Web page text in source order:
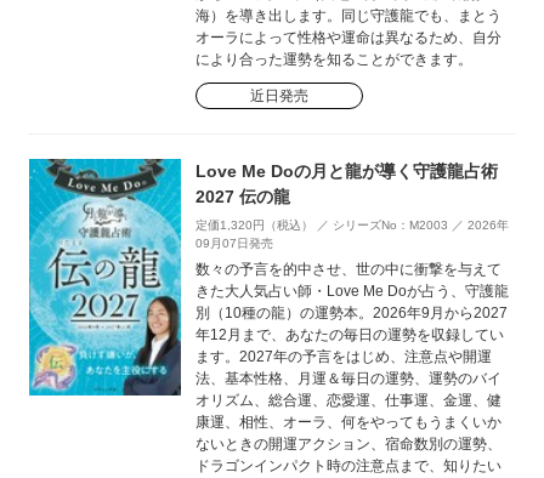
海）を導き出します。同じ守護龍でも、まとう
オーラによって性格や運命は異なるため、自分
により合った運勢を知ることができます。
近日発売
Love Me Doの月と龍が導く守護龍占術
2027 伝の龍
定価1,320円（税込） ／ シリーズNo：M2003 ／ 2026年
09月07日発売
数々の予言を的中させ、世の中に衝撃を与えて
きた大人気占い師・Love Me Doが占う、守護龍
別（10種の龍）の運勢本。2026年9月から2027
年12月まで、あなたの毎日の運勢を収録してい
ます。2027年の予言をはじめ、注意点や開運
法、基本性格、月運＆毎日の運勢、運勢のバイ
オリズム、総合運、恋愛運、仕事運、金運、健
康運、相性、オーラ、何をやってもうまくいか
ないときの開運アクション、宿命数別の運勢、
ドラゴンインパクト時の注意点まで、知りたい